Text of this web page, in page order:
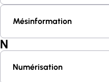
Mésinformation
N
Numérisation